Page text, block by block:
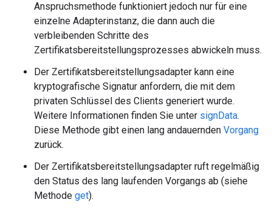
Anspruchsmethode funktioniert jedoch nur für eine
einzelne Adapterinstanz, die dann auch die
verbleibenden Schritte des
Zertifikatsbereitstellungsprozesses abwickeln muss.
Der Zertifikatsbereitstellungsadapter kann eine
kryptografische Signatur anfordern, die mit dem
privaten Schlüssel des Clients generiert wurde.
Weitere Informationen finden Sie unter signData.
Diese Methode gibt einen lang andauernden Vorgang
zurück.
Der Zertifikatsbereitstellungsadapter ruft regelmäßig
den Status des lang laufenden Vorgangs ab (siehe
Methode get).